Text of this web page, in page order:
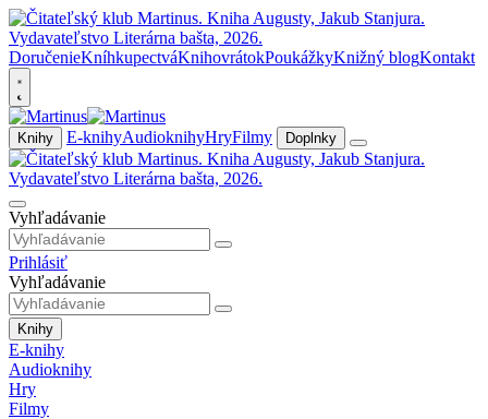
DoručenieKníhkupectváKnihovrátokPoukážkyKnižný blogKontakt
Knihy E-knihyAudioknihyHryFilmy Doplnky
Vyhľadávanie
Prihlásiť
Vyhľadávanie
Knihy
E-knihy
Audioknihy
Hry
Filmy